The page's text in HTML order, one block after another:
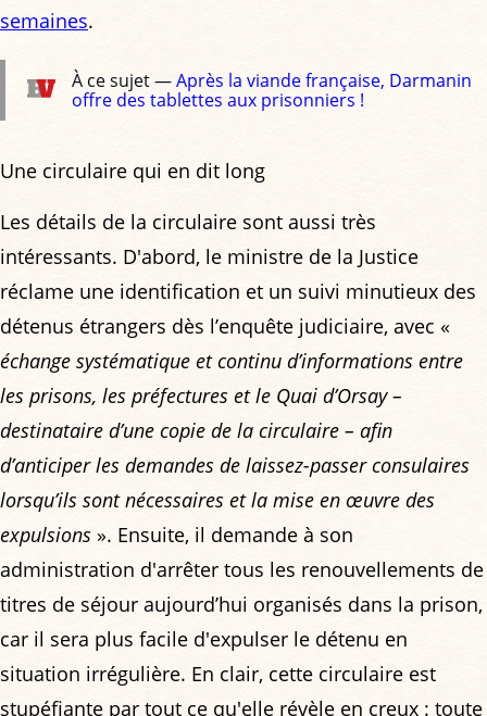
semaines.
À ce sujet —Après la viande française, Darmanin
offre des tablettes aux prisonniers !
Une circulaire qui en dit long
Les détails de la circulaire sont aussi très
intéressants. D'abord, le ministre de la Justice
réclame une identification et un suivi minutieux des
détenus étrangers dès l’enquête judiciaire, avec «
échange systématique et continu d’informations entre
les prisons, les préfectures et le Quai d’Orsay –
destinataire d’une copie de la circulaire – afin
d’anticiper les demandes de laissez-passer consulaires
lorsqu’ils sont nécessaires et la mise en œuvre des
expulsions ». Ensuite, il demande à son
administration d'arrêter tous les renouvellements de
titres de séjour aujourd’hui organisés dans la prison,
car il sera plus facile d'expulser le détenu en
situation irrégulière. En clair, cette circulaire est
stupéfiante par tout ce qu'elle révèle en creux : toute